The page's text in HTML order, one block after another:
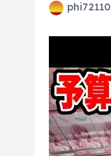
phi72110